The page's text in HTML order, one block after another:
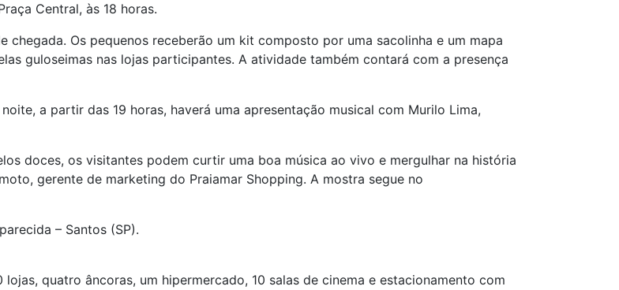
Central, às 18 horas.
chegada. Os pequenos receberão um kit composto por uma sacolinha e um mapa
guloseimas nas lojas participantes. A atividade também contará com a presença
a partir das 19 horas, haverá uma apresentação musical com Murilo Lima,
doces, os visitantes podem curtir uma boa música ao vivo e mergulhar na história
gerente de marketing do Praiamar Shopping. A mostra segue no
– Santos (SP).
quatro âncoras, um hipermercado, 10 salas de cinema e estacionamento com